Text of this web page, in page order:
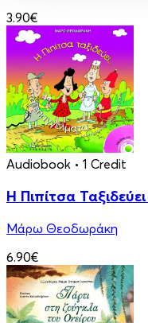
3.90€
Audiobook • 1 Credit
Η Πιπίτσα
Μάρω Θεοδωράκη
6.90€